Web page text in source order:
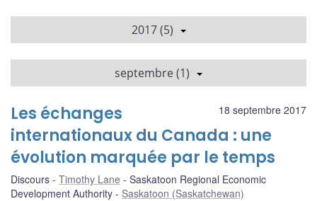
2017 (5)
septembre (1)
18 septembre 2017
Les échanges
internationaux du Canada : une
évolution marquée par le temps
Discours Timothy Lane
Saskatoon Regional Economic
Development Authority
Saskatoon (Saskatchewan)